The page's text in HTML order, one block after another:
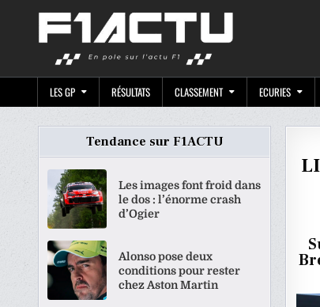
LES GP RÉSULTATS CLASSEMENT ECURIES
Tendance sur F1ACTU
Les images font froid dans
le dos : l’énorme crash
d’Ogier
Alonso pose deux
conditions pour rester
chez Aston Martin